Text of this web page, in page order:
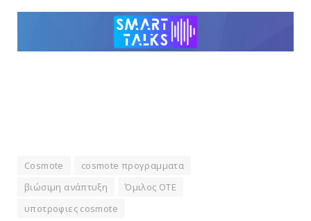
Cosmote
cosmote προγραμματα
βιώσιμη ανάπτυξη
Όμιλος ΟΤΕ
υποτροφιες cosmote